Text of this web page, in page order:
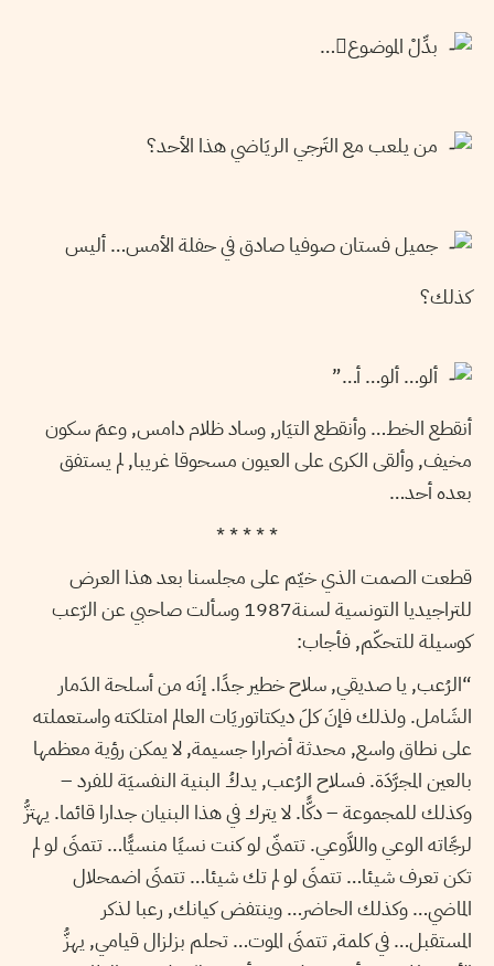
بدِّلْ الموضوع…
من يلعب مع التَرجي الريَاضي هذا الأحد؟
جميل فستان صوفيا صادق في حفلة الأمس… أليس
كذلك؟
ألو… ألو… أ…”
أنقطع الخط… وأنقطع التيَار, وساد ظلام دامس, وعمَ سكون
مخيف, وألقى الكرى على العيون مسحوقا غريبا, لم يستفق
بعده أحد…
* * * * *
قطعت الصمت الذي خيّم على مجلسنا بعد هذا العرض
للتراجيديا التونسية لسنة1987 وسألت صاحبي عن الرّعب
كوسيلة للتحكّم, فأجاب:
“الرُعب, يا صديقي, سلاح خطير جدًا. إنَه من أسلحة الدَمار
الشَامل. ولذلك فإنَ كلَ ديكتاتوريَات العالم امتلكته واستعملته
على نطاق واسع, محدثة أضرارا جسيمة, لا يمكن رؤية معظمها
بالعين المجرَّدَة. فسلاح الرُعب, يدكُ البنية النفسيَة للفرد –
وكذلك للمجموعة – دكًّا. لا يترك في هذا البنيان جدارا قائما. يهتزُّ
لرجَّاته الوعي واللاَّوعي. تتمنّى لو كنت نسيًا منسيًّا… تتمنَى لو لم
تكن تعرف شيئا… تتمنَى لو لم تك شيئا… تتمنَى اضمحلال
الماضي… وكذلك الحاضر… وينتفض كيانك, رعبا لذكر
المستقبل… في كلمة, تتمنَى الموت… تحلم بزلزال قيامي, يهزُّ